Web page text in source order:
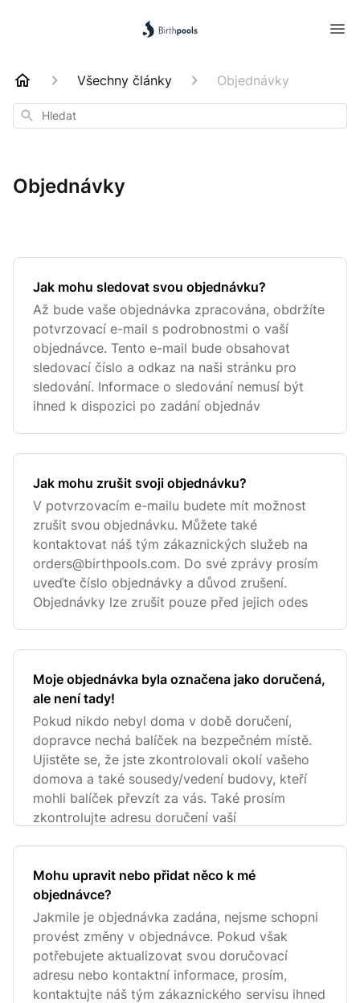
Všechny články Objednávky
Hledat
Objednávky
Jak mohu sledovat svou objednávku?
Až bude vaše objednávka zpracována, obdržíte
potvrzovací e-mail s podrobnostmi o vaší
objednávce. Tento e-mail bude obsahovat
sledovací číslo a odkaz na naši stránku pro
sledování. Informace o sledování nemusí být
ihned k dispozici po zadání objednáv
Jak mohu zrušit svoji objednávku?
V potvrzovacím e-mailu budete mít možnost
zrušit svou objednávku. Můžete také
kontaktovat náš tým zákaznických služeb na
orders@birthpools.com. Do své zprávy prosím
uveďte číslo objednávky a důvod zrušení.
Objednávky lze zrušit pouze před jejich odes
Moje objednávka byla označena jako doručená,
ale není tady!
Pokud nikdo nebyl doma v době doručení,
dopravce nechá balíček na bezpečném místě.
Ujistěte se, že jste zkontrolovali okolí vašeho
domova a také sousedy/vedení budovy, kteří
mohli balíček převzít za vás. Také prosím
zkontrolujte adresu doručení vaší
Mohu upravit nebo přidat něco k mé
objednávce?
Jakmile je objednávka zadána, nejsme schopni
provést změny v objednávce. Pokud však
potřebujete aktualizovat svou doručovací
adresu nebo kontaktní informace, prosím,
kontaktujte náš tým zákaznického servisu ihned